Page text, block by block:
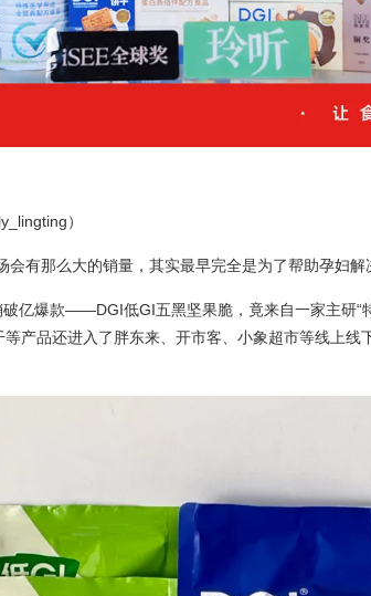
）
会有那么大的销量，其实最早完全是为了帮助孕妇
亿爆款——DGI低GI五黑坚果脆，竟来自一家主研“
产品还进入了胖东来、开市客、小象超市等线上线